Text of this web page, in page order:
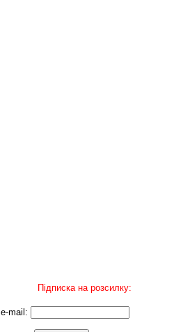
Підписка на розсилку:
e-mail: